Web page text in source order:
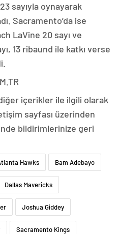
sayıyla oynayarak
Sacramento’da ise
LaVine 20 sayı ve
13 ribaund ile katkı verse
içerikler ile ilgili olarak
sayfası üzerinden
bildirimlerinize geri
Hawks Bam Adebayo
Dallas Mavericks
Joshua Giddey
Sacramento Kings